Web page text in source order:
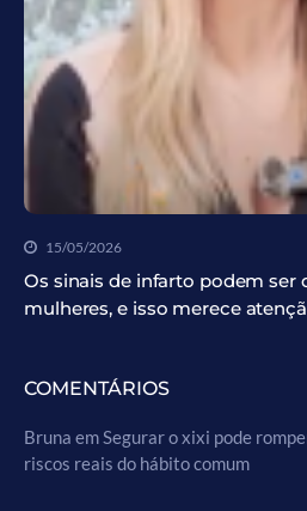
15/05/2026
Os sinais de infarto podem ser
mulheres, e isso merece
COMENTÁRIOS
Bruna emSegurar o xixi pode
riscos reais do hábito comum